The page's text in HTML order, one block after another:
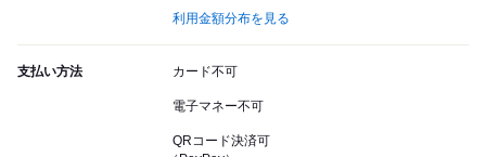
利用金額分布を見る
支払い方法 カード不可
電子マネー不可
QRコード決済可